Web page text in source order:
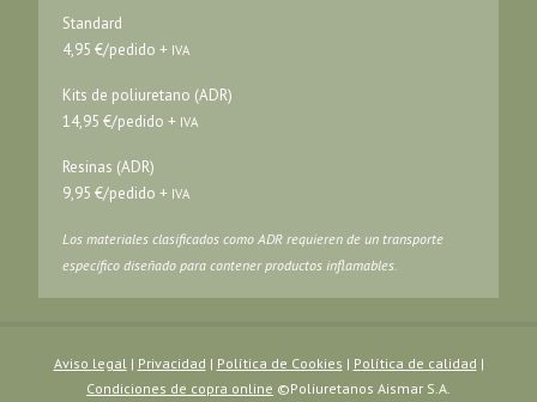
Standard
4,95 €/pedido + IVA
Kits de poliuretano (ADR)
14,95 €/pedido + IVA
Resinas (ADR)
9,95 €/pedido + IVA
Los materiales clasificados como ADR requieren de un transporte
específico diseñado para contener productos inflamables.
Aviso legal| Privacidad | Política de Cookies | Política de calidad |
Condiciones de copra online ©Poliuretanos Aismar S.A.